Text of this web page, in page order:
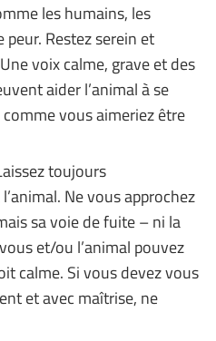
les humains, les
Restez serein et
voix calme, grave et des
aider l’animal à se
vous aimeriez être
toujours
Ne vous approchez
sa voie de fuite – ni la
et/ou l’animal pouvez
calme. Si vous devez vous
et avec maîtrise, ne